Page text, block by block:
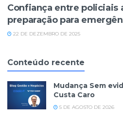
Confiança entre policiais
preparação para
22 DE DEZEMBRO DE 2025
Conteúdo recente
Mudança Sem
Custa Caro
5 DE AGOSTO DE 2026